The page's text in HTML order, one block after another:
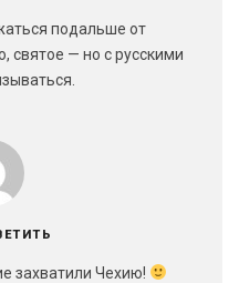
подальше от
святое — но с русскими
захватили Чехию!